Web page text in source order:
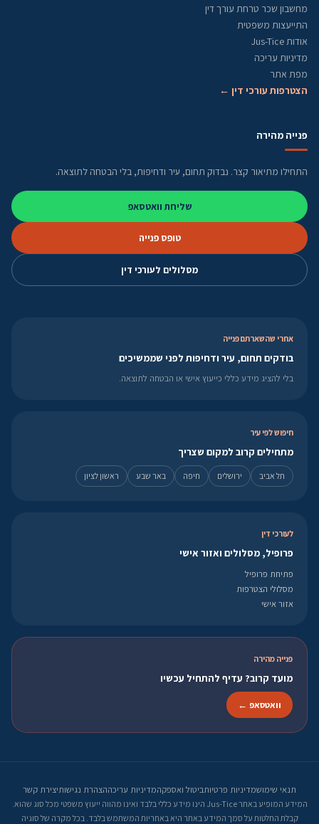
מחשבון שכר טרחת עורך דין
התייעצות משפטית
אודות Jus-Tice
מדיניות עריכה
מפת אתר
הצטרפות עורכי דין ←
פנייה מהירה
התחילו מתיאור קצר. נבדוק תחום, עיר ודחיפות, בלי הבטחה לתוצאה.
שליחת וואטסאפ
טופס פנייה
מסלולים לעורכי דין
אחרי שהשארתם פנייה
בודקים תחום, עיר ודחיפות לפני שממשיכים
בלי להציג מידע כללי כייעוץ אישי או הבטחה לתוצאה.
חיפוש לפי עיר
מתחילים קרוב למקום שצריך
תל אביב ירושלים חיפה באר שבע ראשון לציון
לעורכי דין
פרופיל, מסלולים ואזור אישי
פתיחת פרופיל
מסלולי הצטרפות
אזור אישי
פנייה מהירה
מועד קרוב? עדיף להתחיל עכשיו
וואטסאפ ←
תנאי שימושמדיניות פרטיותביטול ואספקהמדיניות עריכההצהרת נגישותיצירת קשר
המידע המופיע באתר Jus-Tice הינו מידע כללי בלבד ואינו מהווה ייעוץ משפטי מכל סוג שהוא.
קבלת החלטות על סמך המידע באתר היא באחריות המשתמש בלבד. בכל מקרה של סוגיה